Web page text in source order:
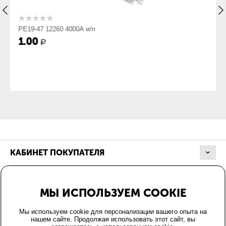
Присоединение
кабеля без
кабельного
Нет
РЕ19-47 12260 4000А и/п
1.00 Р
КАБИНЕТ ПОКУПАТЕЛЯ
МЫ ИСПОЛЬЗУЕМ COOKIE
Мы используем cookie для персонализации вашего опыта на
нашем сайте. Продолжая использовать этот сайт, вы